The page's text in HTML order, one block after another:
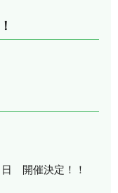
開催決定！！